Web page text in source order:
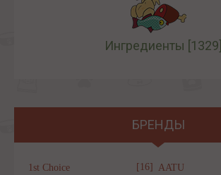
Ингредиенты [1329]
БРЕНДЫ
1st Choice [16] AATU